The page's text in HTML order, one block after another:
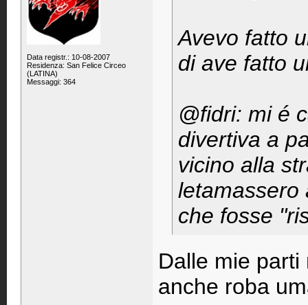
Data registr.: 10-08-2007
Residenza: San Felice Circeo
(LATINA)
Messaggi: 364
Avevo fatto
di ave fatto
@fidri: mi é
divertiva a
vicino alla
letamassero
che fosse
Dalle mie
anche roba